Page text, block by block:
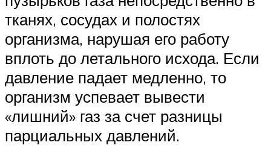
тканях, сосудах и полостях
организма, нарушая его работу
вплоть до летального исхода. Если
давление падает медленно, то
организм успевает вывести
«лишний» газ за счет разницы
парциальных давлений.